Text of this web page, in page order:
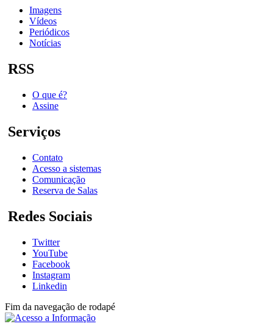
Imagens
Vídeos
Periódicos
Notícias
RSS
O que é?
Assine
Serviços
Contato
Acesso a sistemas
Comunicação
Reserva de Salas
Redes Sociais
Twitter
YouTube
Facebook
Instagram
Linkedin
Fim da navegação de rodapé